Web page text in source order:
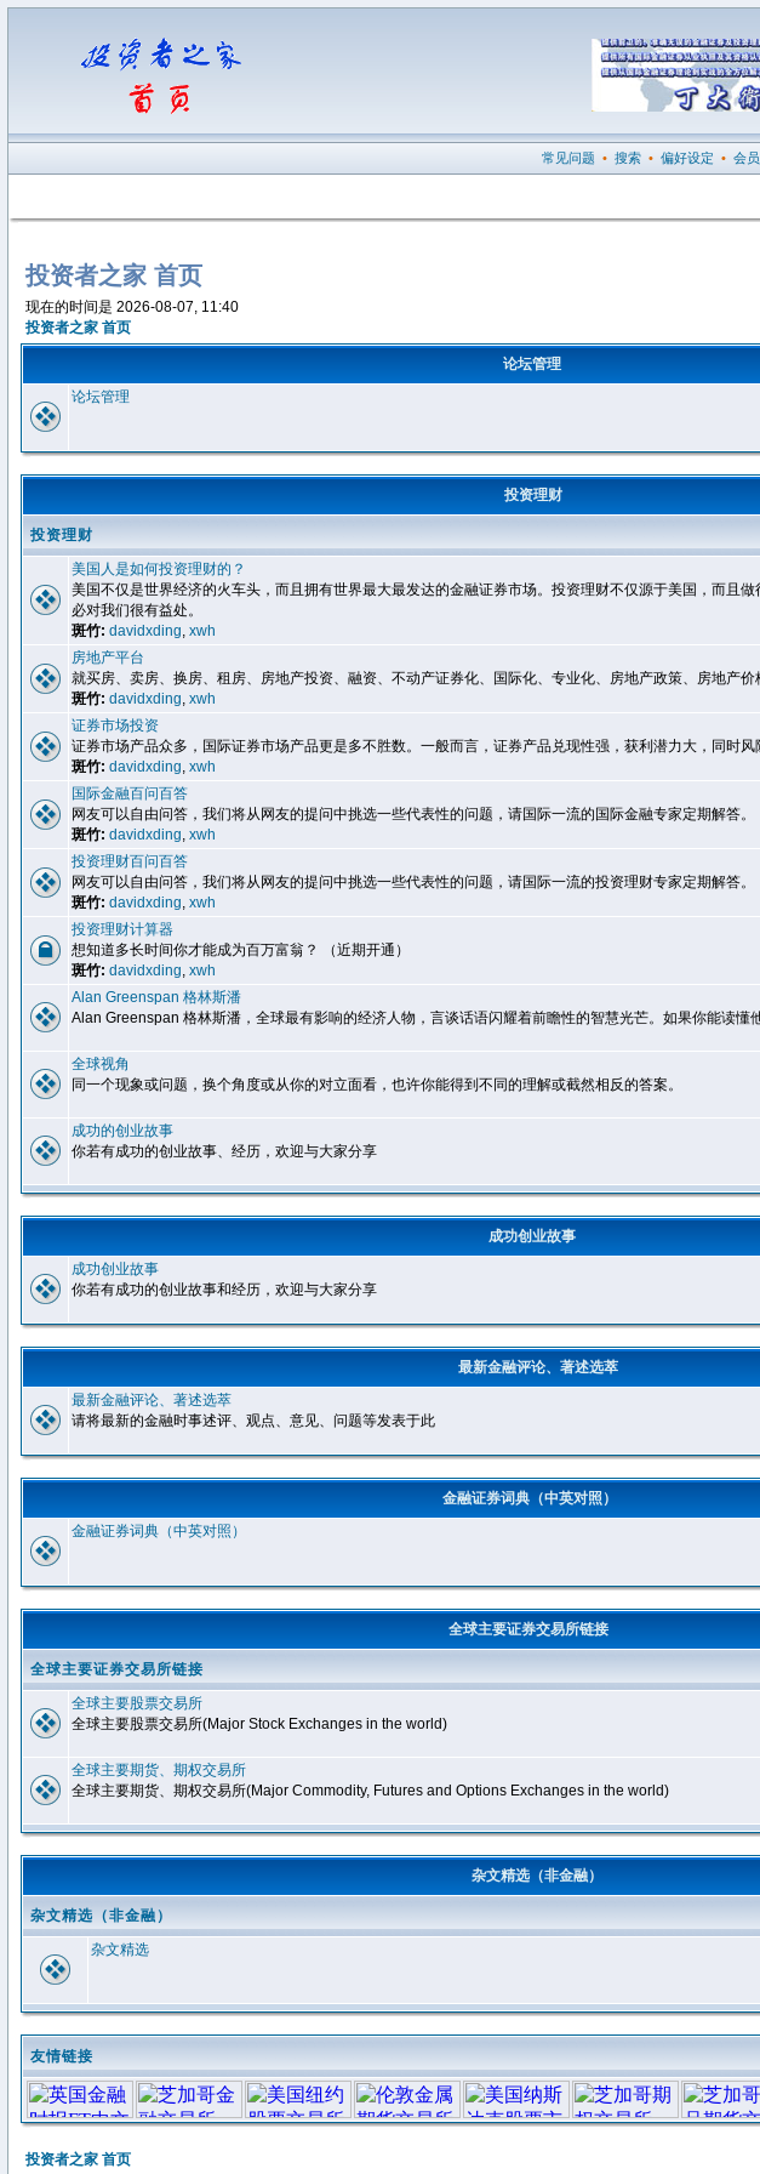
常见问题 • 搜索 • 偏好设定 • 会
投资者之家 首页
现在的时间是 2026-08-07, 11:40
投资者之家 首页
论坛管理
论坛管理
投资理财
投资理财
美国人是如何投资理财的？
美国不仅是世界经济的火车头，而且拥有世界最大最发达的金融证券市场。投资理财不仅源于美国，而且
必对我们很有益处。
斑竹: davidxding, xwh
房地产平台
就买房、卖房、换房、租房、房地产投资、融资、不动产证券化、国际化、专业化、房地产政策、房地产价
斑竹: davidxding, xwh
证券市场投资
证券市场产品众多，国际证券市场产品更是多不胜数。一般而言，证券产品兑现性强，获利潜力大，同时风
斑竹: davidxding, xwh
国际金融百问百答
网友可以自由问答，我们将从网友的提问中挑选一些代表性的问题，请国际一流的国际金融专家定期解答。
斑竹: davidxding, xwh
投资理财百问百答
网友可以自由问答，我们将从网友的提问中挑选一些代表性的问题，请国际一流的投资理财专家定期解答。
斑竹: davidxding, xwh
投资理财计算器
想知道多长时间你才能成为百万富翁？ （近期开通）
斑竹: davidxding, xwh
Alan Greenspan 格林斯潘
Alan Greenspan 格林斯潘，全球最有影响的经济人物，言谈话语闪耀着前瞻性的智慧光芒。如果你能读懂
全球视角
同一个现象或问题，换个角度或从你的对立面看，也许你能得到不同的理解或截然相反的答案。
成功的创业故事
你若有成功的创业故事、经历，欢迎与大家分享
成功创业故事
成功创业故事
你若有成功的创业故事和经历，欢迎与大家分享
最新金融评论、著述选萃
最新金融评论、著述选萃
请将最新的金融时事述评、观点、意见、问题等发表于此
金融证券词典（中英对照）
金融证券词典（中英对照）
全球主要证券交易所链接
全球主要证券交易所链接
全球主要股票交易所
全球主要股票交易所(Major Stock Exchanges in the world)
全球主要期货、期权交易所
全球主要期货、期权交易所(Major Commodity, Futures and Options Exchanges in the world)
杂文精选（非金融）
杂文精选（非金融）
杂文精选
友情链接
投资者之家 首页